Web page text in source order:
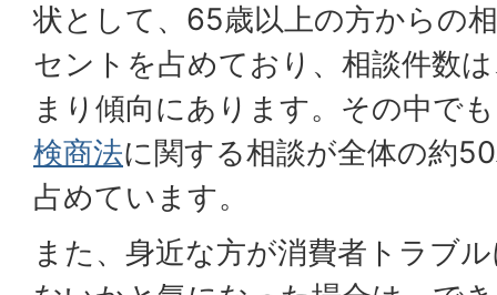
状として、65歳以上の方からの
セントを占めており、相談件数
まり傾向にあります。その中で
検商法に関する相談が全体の約
占めています。
また、身近な方が消費者トラブ